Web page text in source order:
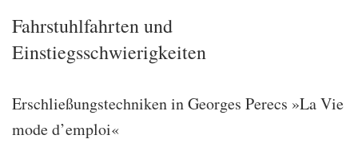
Fahrstuhlfahrten und
Einstiegsschwierigkeiten
Erschließungstechniken in Georges Perecs »La Vie
mode d’emploi«